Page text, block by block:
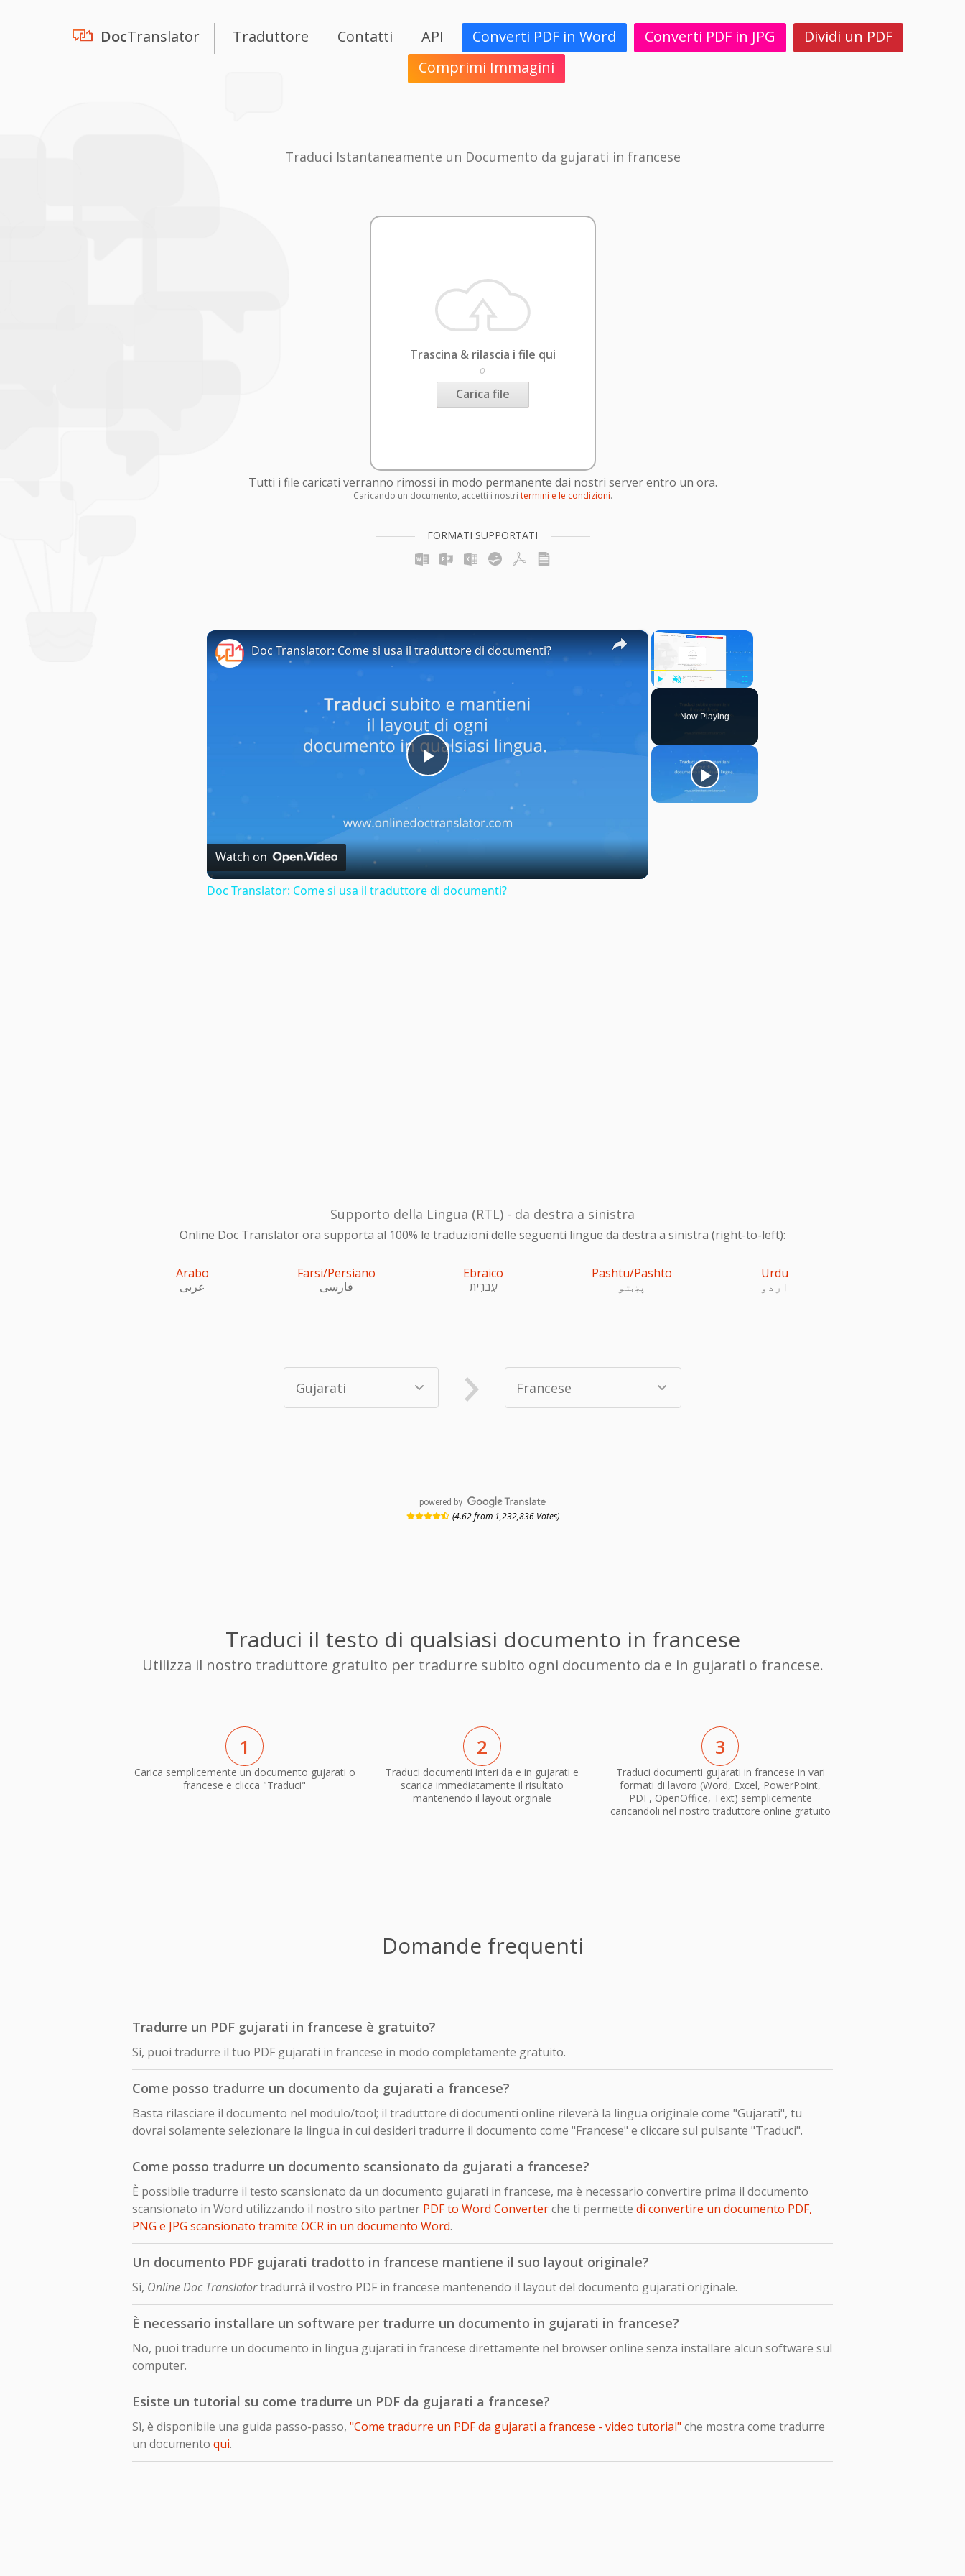
DocTranslator Traduttore Contatti API Converti PDF in Word Converti PDF in JPG
Dividi un PDF
Comprimi Immagini
Traduci Istantaneamente un Documento da gujarati in francese
Trascina & rilascia i file qui
o
Carica file
Tutti i file caricati verranno rimossi in modo permanente dai nostri server entro un ora.
Caricando un documento, accetti i nostri termini e le condizioni.
FORMATI SUPPORTATI
×
Fullscreen
Now Playing
×
Play
Video
Doc Translator: Come si usa il traduttore di documenti?
Watch on
Doc Translator: Come si usa il traduttore di documenti?
Supporto della Lingua (RTL) - da destra a sinistra
Online Doc Translator ora supporta al 100% le traduzioni delle seguenti lingue da destra a sinistra (right-to-left):
Arabo
عربى
Farsi/Persiano
فارسی
Ebraico
עִברִית
Pashtu/Pashto
پښتو
Urdu
اردو
powered by
(4.62 from 1,232,836 Votes)
Traduci il testo di qualsiasi documento in francese
Utilizza il nostro traduttore gratuito per tradurre subito ogni documento da e in gujarati o francese.
1
Carica semplicemente un documento gujarati o
francese e clicca "Traduci"
2
Traduci documenti interi da e in gujarati e
scarica immediatamente il risultato
mantenendo il layout orginale
3
Traduci documenti gujarati in francese in vari
formati di lavoro (Word, Excel, PowerPoint,
PDF, OpenOffice, Text) semplicemente
caricandoli nel nostro traduttore online gratuito
Domande frequenti
Tradurre un PDF gujarati in francese è gratuito?
Sì, puoi tradurre il tuo PDF gujarati in francese in modo completamente gratuito.
Come posso tradurre un documento da gujarati a francese?
Basta rilasciare il documento nel modulo/tool; il traduttore di documenti online rileverà la lingua originale come "Gujarati", tu
dovrai solamente selezionare la lingua in cui desideri tradurre il documento come "Francese" e cliccare sul pulsante "Traduci".
Come posso tradurre un documento scansionato da gujarati a francese?
È possibile tradurre il testo scansionato da un documento gujarati in francese, ma è necessario convertire prima il documento
scansionato in Word utilizzando il nostro sito partner PDF to Word Converterche ti permette di convertire un documento PDF,
PNG e JPG scansionato tramite OCR in un documento Word.
Un documento PDF gujarati tradotto in francese mantiene il suo layout originale?
Sì, Online Doc Translatortradurrà il vostro PDF in francese mantenendo il layout del documento gujarati originale.
È necessario installare un software per tradurre un documento in gujarati in francese?
No, puoi tradurre un documento in lingua gujarati in francese direttamente nel browser online senza installare alcun software sul
computer.
Esiste un tutorial su come tradurre un PDF da gujarati a francese?
Sì, è disponibile una guida passo-passo, "Come tradurre un PDF da gujarati a francese - video tutorial" che mostra come tradurre
un documento qui.